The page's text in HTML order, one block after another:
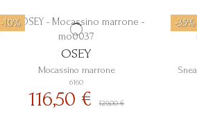
-10%
Mocassino marrone
OSEY
6160
116,50 €129,00 €
-35%